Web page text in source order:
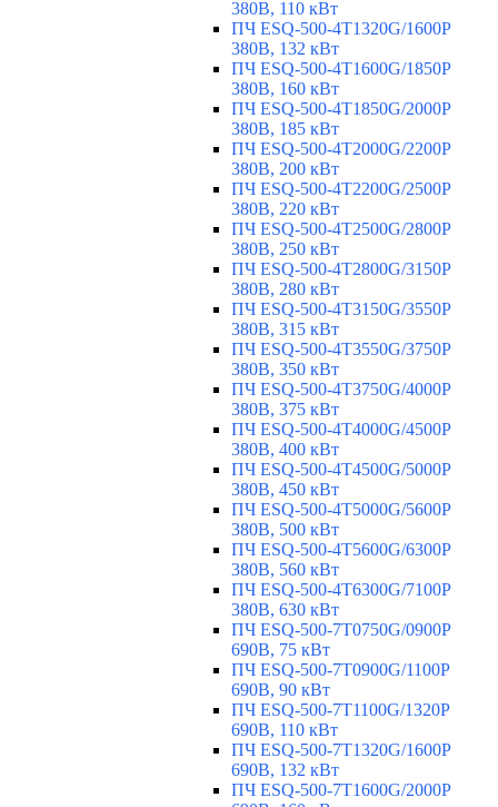
380В, 110 кВт
ПЧ ESQ-500-4T1320G/1600P
380В, 132 кВт
ПЧ ESQ-500-4T1600G/1850P
380В, 160 кВт
ПЧ ESQ-500-4T1850G/2000P
380В, 185 кВт
ПЧ ESQ-500-4T2000G/2200P
380В, 200 кВт
ПЧ ESQ-500-4T2200G/2500P
380В, 220 кВт
ПЧ ESQ-500-4T2500G/2800P
380В, 250 кВт
ПЧ ESQ-500-4T2800G/3150P
380В, 280 кВт
ПЧ ESQ-500-4T3150G/3550P
380В, 315 кВт
ПЧ ESQ-500-4T3550G/3750P
380В, 350 кВт
ПЧ ESQ-500-4T3750G/4000P
380В, 375 кВт
ПЧ ESQ-500-4T4000G/4500P
380В, 400 кВт
ПЧ ESQ-500-4T4500G/5000P
380В, 450 кВт
ПЧ ESQ-500-4T5000G/5600P
380В, 500 кВт
ПЧ ESQ-500-4T5600G/6300P
380В, 560 кВт
ПЧ ESQ-500-4T6300G/7100P
380В, 630 кВт
ПЧ ESQ-500-7T0750G/0900P
690В, 75 кВт
ПЧ ESQ-500-7T0900G/1100P
690В, 90 кВт
ПЧ ESQ-500-7T1100G/1320P
690В, 110 кВт
ПЧ ESQ-500-7T1320G/1600P
690В, 132 кВт
ПЧ ESQ-500-7T1600G/2000P